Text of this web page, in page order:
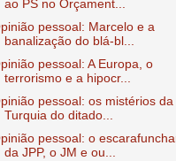
ao PS no Orçament...
pessoal: Marcelo e a
banalização do blá-bl...
pessoal: A Europa, o
terrorismo e a hipocr...
pessoal: os mistérios da
Turquia do ditado...
pessoal: o
da JPP, o JM e ou...